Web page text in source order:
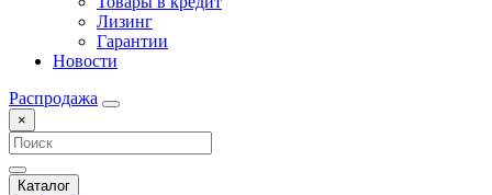
Лизинг
Гарантии
Новости
Распродажа
×
Каталог